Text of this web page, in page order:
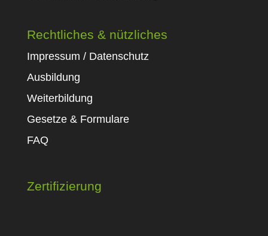
Rechtliches & nützliches
Impressum / Datenschutz
Ausbildung
Weiterbildung
Gesetze & Formulare
FAQ
Zertifizierung